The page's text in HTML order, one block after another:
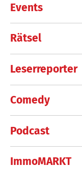
Events
Rätsel
Leserreporter
Comedy
Podcast
ImmoMARKT